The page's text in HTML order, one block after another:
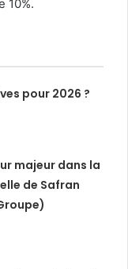
10%.
pour 2026 ?
majeur dans la
de Safran